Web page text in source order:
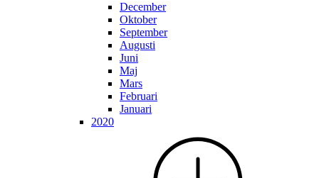
December
Oktober
September
Augusti
Juni
Maj
Mars
Februari
Januari
2020